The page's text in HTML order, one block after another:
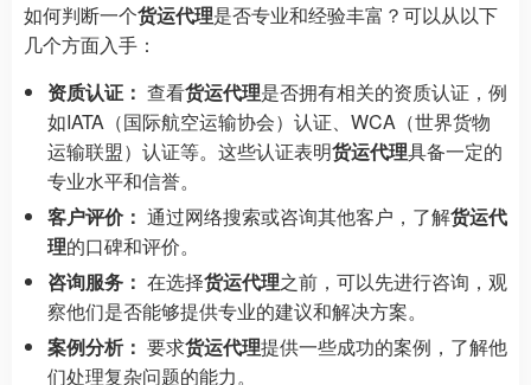
如何判断一个货运代理是否专业和经验丰富？可以从以下
几个方面入手：
资质认证： 查看货运代理是否拥有相关的资质认证，例
如IATA（国际航空运输协会）认证、WCA（世界货物
运输联盟）认证等。这些认证表明货运代理具备一定的
专业水平和信誉。
客户评价： 通过网络搜索或咨询其他客户，了解货运代
理的口碑和评价。
咨询服务： 在选择货运代理之前，可以先进行咨询，观
察他们是否能够提供专业的建议和解决方案。
案例分析： 要求货运代理提供一些成功的案例，了解他
们处理复杂问题的能力。